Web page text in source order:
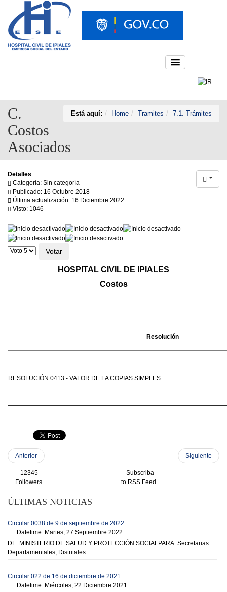
Está aquí: Home Tramites 7.1. Trámites
C.
Costos
Asociados
Detalles
Categoría: Sin categoría
Publicado: 16 Octubre 2018
Última actualización: 16 Diciembre 2022
Visto: 1046
Ratio:0/5
Por
favor,
HOSPITAL CIVIL DE IPIALES
Costos
Resolución
RESOLUCIÓN 0413 - VALOR DE LA COPIAS SIMPLES
Anterior Siguiente
12345
Followers
Subscriba
to RSS Feed
ÚLTIMAS NOTICIAS
Circular 0038 de 9 de septiembre de 2022
Datetime: Martes, 27 Septiembre 2022
DE: MINISTERIO DE SALUD Y PROTECCIÓN SOCIALPARA: Secretarias
Departamentales, Distritales…
Circular 022 de 16 de diciembre de 2021
Datetime: Miércoles, 22 Diciembre 2021